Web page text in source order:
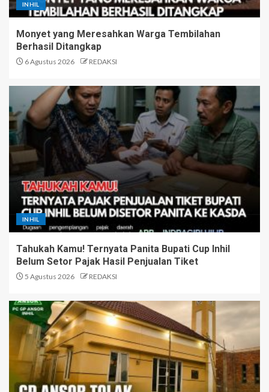
INHIL
Monyet yang Meresahkan Warga Tembilahan
Berhasil Ditangkap
6 Agustus 2026 REDAKSI
INHIL
Tahukah Kamu! Ternyata Panita Bupati Cup Inhil
Belum Setor Pajak Hasil Penjualan Tiket
5 Agustus 2026 REDAKSI